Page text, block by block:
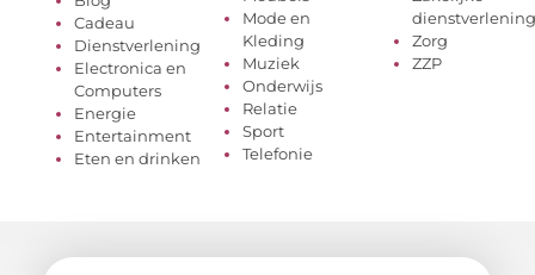
Cadeau
Dienstverlening
Electronica en
Computers
Energie
Entertainment
Eten en drinken
Mode en
Kleding
Muziek
Onderwijs
Relatie
Sport
Telefonie
dienstverlening
Zorg
ZZP